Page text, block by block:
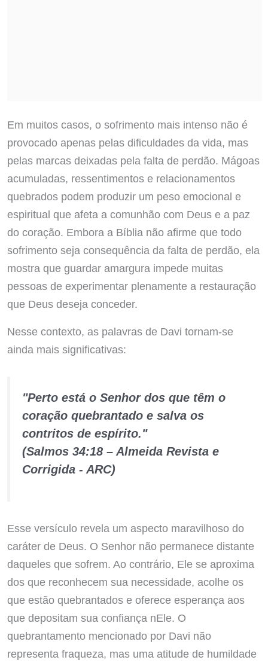
Em muitos casos, o sofrimento mais intenso não é
provocado apenas pelas dificuldades da vida, mas
pelas marcas deixadas pela falta de perdão. Mágoas
acumuladas, ressentimentos e relacionamentos
quebrados podem produzir um peso emocional e
espiritual que afeta a comunhão com Deus e a paz
do coração. Embora a Bíblia não afirme que todo
sofrimento seja consequência da falta de perdão, ela
mostra que guardar amargura impede muitas
pessoas de experimentar plenamente a restauração
que Deus deseja conceder.
Nesse contexto, as palavras de Davi tornam-se
ainda mais significativas:
"Perto está o Senhor dos que têm o
coração quebrantado e salva os
contritos de espírito."
(Salmos 34:18 – Almeida Revista e
Corrigida - ARC)
Esse versículo revela um aspecto maravilhoso do
caráter de Deus. O Senhor não permanece distante
daqueles que sofrem. Ao contrário, Ele se aproxima
dos que reconhecem sua necessidade, acolhe os
que estão quebrantados e oferece esperança aos
que depositam sua confiança nEle. O
quebrantamento mencionado por Davi não
representa fraqueza, mas uma atitude de humildade